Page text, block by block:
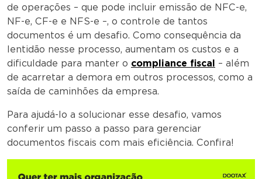
de operações – que pode incluir emissão de NFC-e,
NF-e, CF-e e NFS-e –, o controle de tantos
documentos é um desafio. Como consequência da
lentidão nesse processo, aumentam os custos e a
dificuldade para manter o compliance fiscal – além
de acarretar a demora em outros processos, como a
saída de caminhões da empresa.
Para ajudá-lo a solucionar esse desafio, vamos
conferir um passo a passo para gerenciar
documentos fiscais com mais eficiência. Confira!